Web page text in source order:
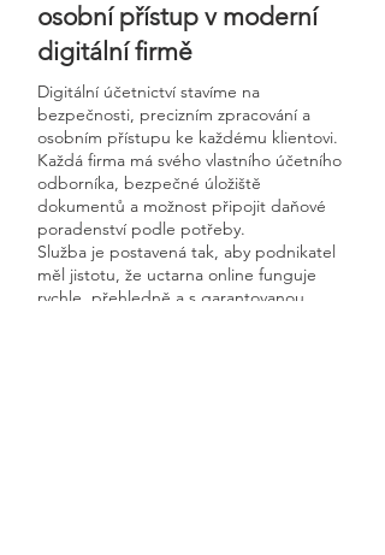
osobní přístup v moderní
digitální firmě
Digitální účetnictví stavíme na
bezpečnosti, precizním zpracování a
osobním přístupu ke každému klientovi.
Každá firma má svého vlastního účetního
odborníka, bezpečné úložiště
dokumentů a možnost připojit daňové
poradenství podle potřeby.
Služba je postavená tak, aby podnikatel
měl jistotu, že uctarna online funguje
rychle, přehledně a s garantovanou